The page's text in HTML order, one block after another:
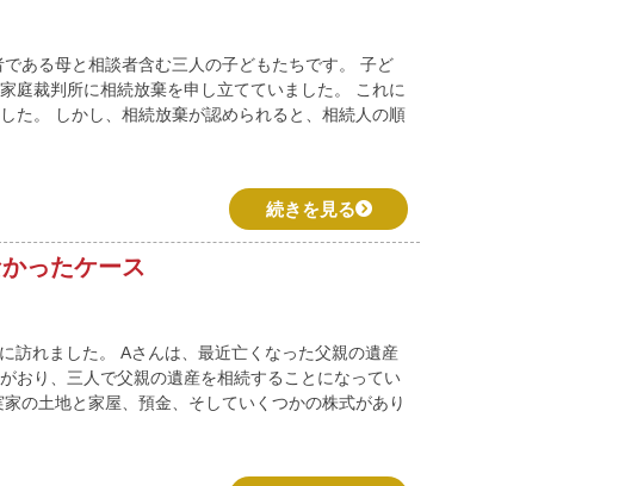
ある母と相談者含む三人の子どもたちです。 子ど
庭裁判所に相続放棄を申し立てていました。 これに
た。 しかし、相続放棄が認められると、相続人の順
続きを見る
ったケース
訪れました。 Aさんは、最近亡くなった父親の遺産
おり、三人で父親の遺産を相続することになってい
の土地と家屋、預金、そしていくつかの株式があり